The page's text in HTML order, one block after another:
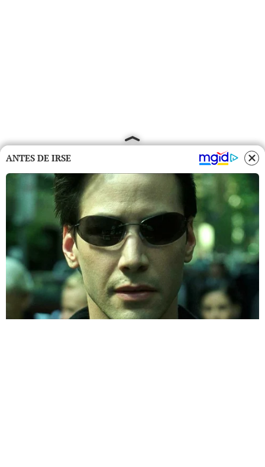
ANTES DE IRSE